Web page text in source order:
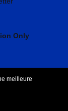
Only
meilleure